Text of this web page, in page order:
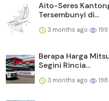
Aito-Seres
Tersembunyi di...
3 months ago 199
Berapa Harga
Segini Rincia...
3 months ago 198